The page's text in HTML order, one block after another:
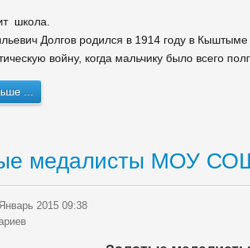
школа.
Долгов родился в 1914 году в
войну, когда мальчику было всего
...
медалисты МОУ
2015 09:38